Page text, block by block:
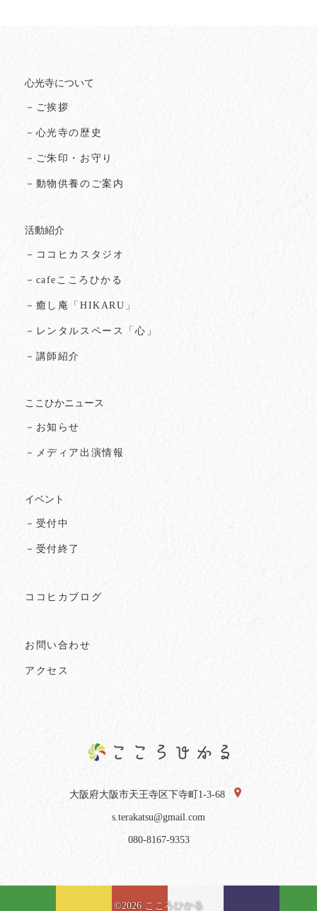
心光寺について
－ご挨拶
－心光寺の歴史
－ご朱印・お守り
－動物供養のご案内
活動紹介
－ココヒカスタジオ
－cafeこころひかる
－癒し庵「HIKARU」
－レンタルスペース「心」
－講師紹介
ここひかニュース
－お知らせ
－メディア出演情報
イベント
－受付中
－受付終了
ココヒカブログ
お問い合わせ
アクセス
大阪府大阪市天王寺区下寺町1-3-68
s.terakatsu@gmail.com
080-8167-9353
©2026 こころひかる